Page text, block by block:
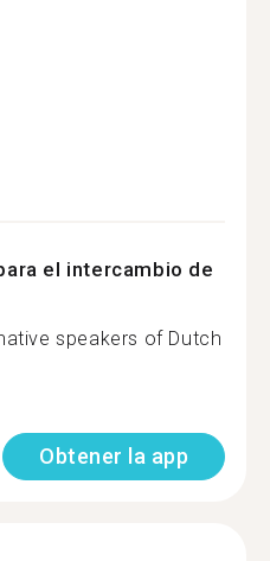
el intercambio de
speakers of Dutch
Obtener la app